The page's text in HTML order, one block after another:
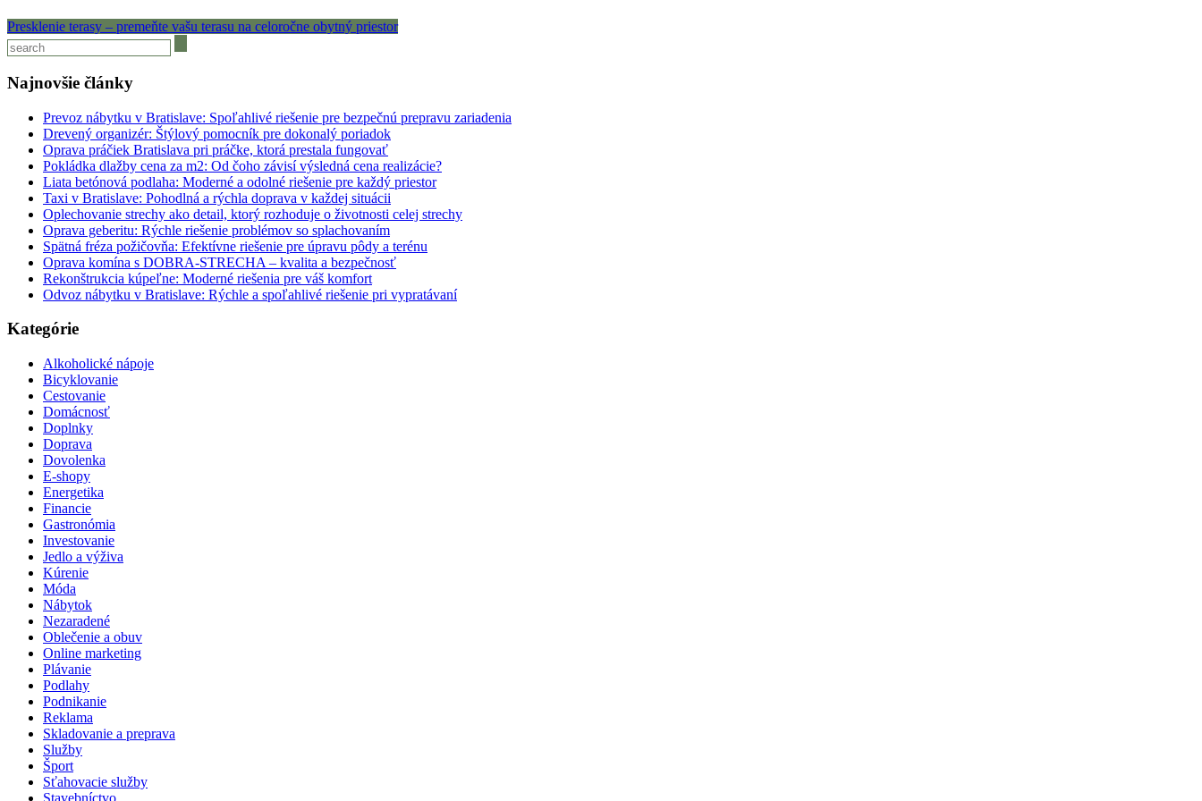
Presklenie terasy – premeňte vašu terasu na celoročne obytný priestor
Najnovšie články
Prevoz nábytku v Bratislave: Spoľahlivé riešenie pre bezpečnú prepravu zariadenia
Drevený organizér: Štýlový pomocník pre dokonalý poriadok
Oprava práčiek Bratislava pri práčke, ktorá prestala fungovať
Pokládka dlažby cena za m2: Od čoho závisí výsledná cena realizácie?
Liata betónová podlaha: Moderné a odolné riešenie pre každý priestor
Taxi v Bratislave: Pohodlná a rýchla doprava v každej situácii
Oplechovanie strechy ako detail, ktorý rozhoduje o životnosti celej strechy
Oprava geberitu: Rýchle riešenie problémov so splachovaním
Spätná fréza požičovňa: Efektívne riešenie pre úpravu pôdy a terénu
Oprava komína s DOBRA-STRECHA – kvalita a bezpečnosť
Rekonštrukcia kúpeľne: Moderné riešenia pre váš komfort
Odvoz nábytku v Bratislave: Rýchle a spoľahlivé riešenie pri vypratávaní
Kategórie
Alkoholické nápoje
Bicyklovanie
Cestovanie
Domácnosť
Doplnky
Doprava
Dovolenka
E-shopy
Energetika
Financie
Gastronómia
Investovanie
Jedlo a výživa
Kúrenie
Móda
Nábytok
Nezaradené
Oblečenie a obuv
Online marketing
Plávanie
Podlahy
Podnikanie
Reklama
Skladovanie a preprava
Služby
Šport
Sťahovacie služby
Stavebníctvo